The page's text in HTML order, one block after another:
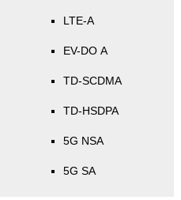
LTE-A
EV-DO A
TD-SCDMA
TD-HSDPA
5G NSA
5G SA